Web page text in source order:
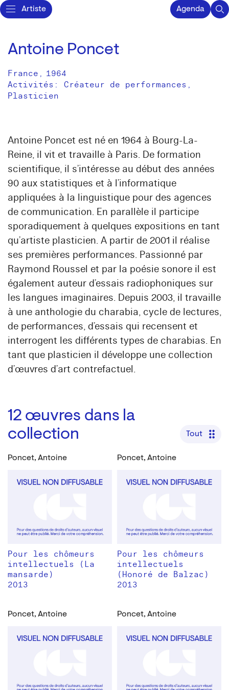
Artiste Agenda
Antoine Poncet
France , 1964
Activités: Créateur de performances
Plasticien
Antoine Poncet est né en 1964 à Bourg-La-
Reine, il vit et travaille à Paris. De formation
scientifique, il s’intéresse au début des années
90 aux statistiques et à l’informatique
appliquées à la linguistique pour des agences
de communication. En parallèle il participe
sporadiquement à quelques expositions en tant
qu’artiste plasticien. A partir de 2001 il réalise
ses premières performances. Passionné par
Raymond Roussel et par la poésie sonore il est
également auteur d’essais radiophoniques sur
les langues imaginaires. Depuis 2003, il travaille
à une anthologie du charabia, cycle de lectures,
de performances, d’essais qui recensent et
interrogent les différents types de charabias. En
tant que plasticien il développe une collection
d’œuvres d’art contrefactuel.
12 œuvres dans la
collection
Tout
Poncet, Antoine
Pour les chômeurs
intellectuels (La
mansarde)
2013
Poncet, Antoine
Pour les chômeurs
intellectuels
(Honoré de Balzac)
2013
Poncet, Antoine Poncet, Antoine